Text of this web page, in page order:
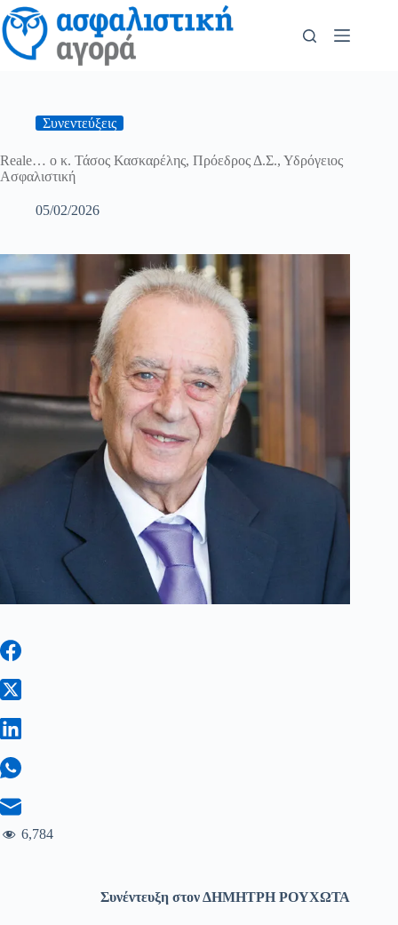
Συνεντεύξεις
Reale… ο κ. Τάσος Κασκαρέλης, Πρόεδρος Δ.Σ., Υδρόγειος
Ασφαλιστική
05/02/2026
6,784
Συνέντευξη στον ΔΗΜΗΤΡΗ ΡΟΥΧΩΤΑ